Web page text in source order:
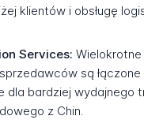
klientów i obsługę
Services: Wielokrotne
są
dla bardziej wydajnego
z Chin.